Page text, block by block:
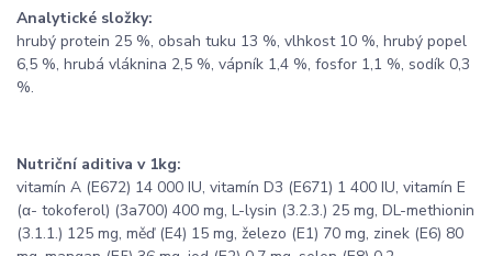
Analytické složky:
hrubý protein 25 %, obsah tuku 13 %, vlhkost 10 %, hrubý popel
6,5 %, hrubá vláknina 2,5 %, vápník 1,4 %, fosfor 1,1 %, sodík 0,3
%.
Nutriční aditiva v 1kg:
vitamín A (E672) 14 000 IU, vitamín D3 (E671) 1 400 IU, vitamín E
(α- tokoferol) (3a700) 400 mg, L-lysin (3.2.3.) 25 mg, DL-methionin
(3.1.1.) 125 mg, měď (E4) 15 mg, železo (E1) 70 mg, zinek (E6) 80